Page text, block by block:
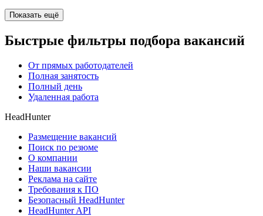
Показать ещё
Быстрые фильтры подбора вакансий
От прямых работодателей
Полная занятость
Полный день
Удаленная работа
HeadHunter
Размещение вакансий
Поиск по резюме
О компании
Наши вакансии
Реклама на сайте
Требования к ПО
Безопасный HeadHunter
HeadHunter API